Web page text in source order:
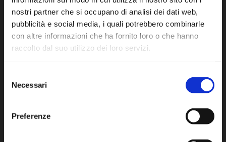
nostri partner che si occupano di analisi dei dati web,
pubblicità e social media, i quali potrebbero combinarle
con altre informazioni che ha fornito loro o che hanno
raccolto dal suo utilizzo dei loro servizi.
delNecessari
Preferenze
SASSARI (07100)
CF: PNTLRA81P69I452W
P.IVA: 02622340905
Patologie